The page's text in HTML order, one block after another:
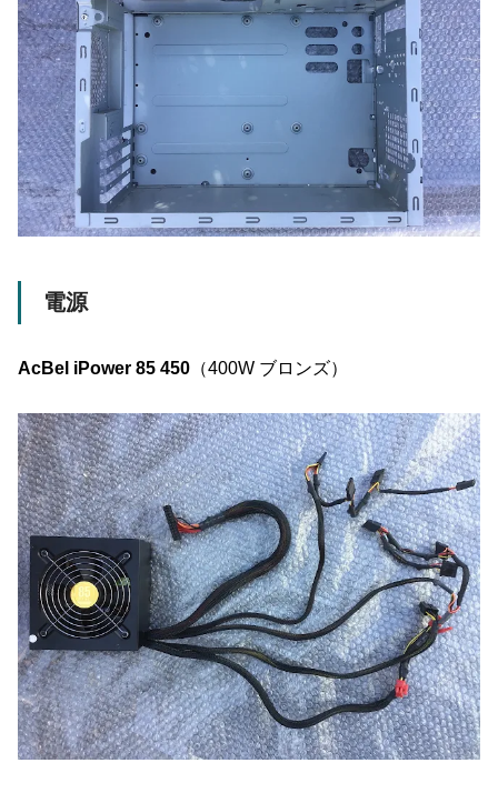
電源
AcBel iPower 85 450 （400W ブロンズ）